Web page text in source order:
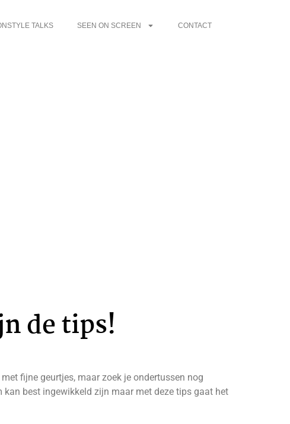
TALKS SEEN ON SCREEN CONTACT
de tips!
fijne geurtjes, maar zoek je ondertussen nog
best ingewikkeld zijn maar met deze tips gaat het